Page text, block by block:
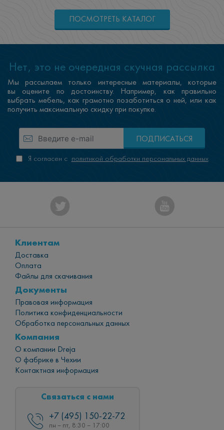
ПОСМОТРЕТЬ КАТАЛОГ
Нет, это не очередная скучная рассылка
Мы рассылаем только интересные материалы, которые
вы оцените по достоинству. Например, как правильно
выбрать мебель, как грамотно позаботиться о ней, или как
получить максимальную скидку при покупке.
ПОДПИСАТЬСЯ
Я согласен с политикой обработки персональных данных
Клиентам
Доставка
Оплата
Файлы для скачивания
Документы
Правовая информация
Политика конфиденциальности
Обработка персональных данных
Компания
О компании Dreja
О фабрике в Чехии
Контактная информация
Связаться с нами
+7 (495) 150-22-72
пн – пт, 8:30 – 17:00